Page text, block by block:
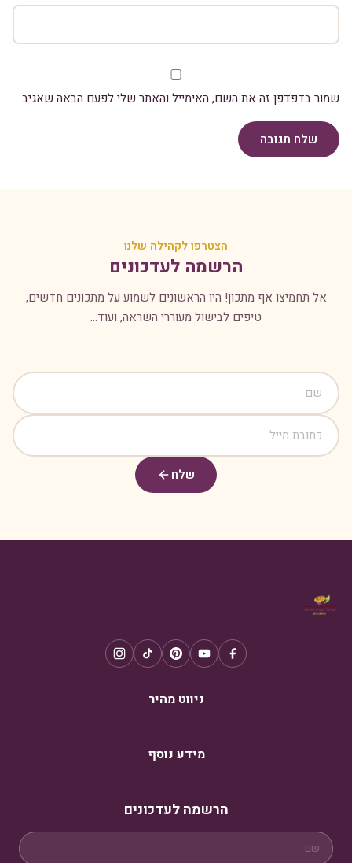
שמור בדפדפן זה את השם, האימייל והאתר שלי לפעם הבאה שאגיב.
שלח תגובה
הצטרפו לקהילה שלנו
הרשמה לעדכונים
אל תחמיצו אף מתכון! היו הראשונים לשמוע על מתכונים חדשים,
טיפים לבישול מעוררי השראה, ועוד...
שלח
ניווט מהיר
מידע נוסף
הרשמה לעדכונים